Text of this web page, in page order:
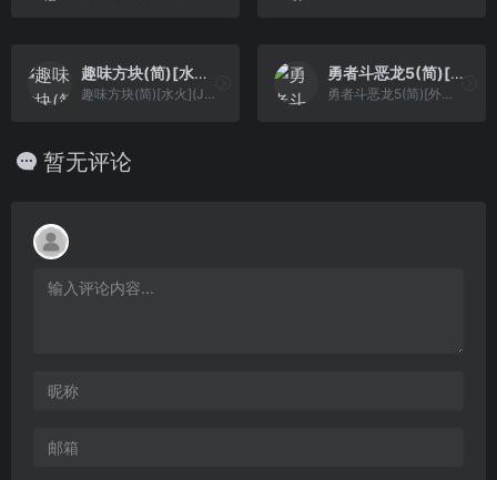
趣味方块(简)[水火](JP)[PUZ](0.5Mb)
趣味方块(简)[水火](JP)[PUZ](0.5Mb)
勇者斗恶龙5(简)[外星科技](JP)[RPG](2Mb)
勇者斗恶龙5(简)[外星科技](JP)[RPG](2Mb)
暂无评论